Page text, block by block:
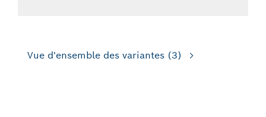
Vue d'ensemble des variantes (3)